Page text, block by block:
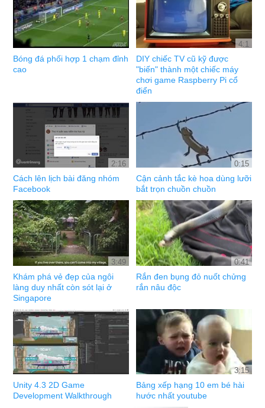
Bóng đá phối hợp 1 chạm đỉnh
cao
4:1
DIY chiếc TV cũ kỹ được
"biến" thành một chiếc máy
chơi game Raspberry Pi cổ
điển
2:16
Cách lên lịch bài đăng nhóm
Facebook
0:15
Cận cảnh tắc kè hoa dùng lưỡi
bắt trọn chuồn chuồn
3:49
Khám phá vẻ đẹp của ngôi
làng duy nhất còn sót lại ở
Singapore
0:41
Rắn đen bụng đỏ nuốt chửng
rắn nâu độc
Unity 4.3 2D Game
Development Walkthrough
3:15
Bảng xếp hạng 10 em bé hài
hước nhất youtube